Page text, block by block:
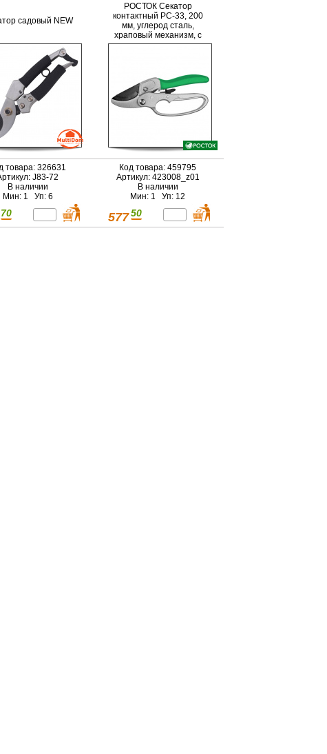
садовый NEW
товара: 326631
J83-72
В наличии
Мин: 1 Уп: 6
70
РОСТОК Cекатор
контактный PC-33, 200
мм, углерод сталь,
храповый механизм, с
эфесом, с алюм
Код товара: 459795
Артикул: 423008_z01
В наличии
Мин: 1 Уп: 12
577 50